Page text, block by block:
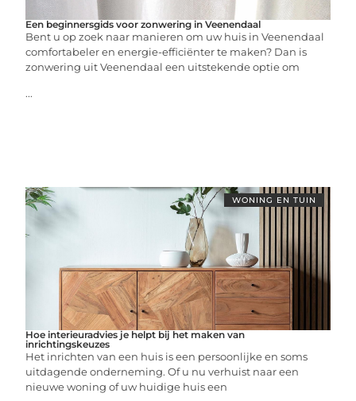
Een beginnersgids voor zonwering in Veenendaal
Bent u op zoek naar manieren om uw huis in Veenendaal
comfortabeler en energie-efficiënter te maken? Dan is
zonwering uit Veenendaal een uitstekende optie om
...
WONING EN TUIN
Hoe interieuradvies je helpt bij het maken van
inrichtingskeuzes
Het inrichten van een huis is een persoonlijke en soms
uitdagende onderneming. Of u nu verhuist naar een
nieuwe woning of uw huidige huis een